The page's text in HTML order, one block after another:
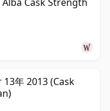
年 2013 (Cask